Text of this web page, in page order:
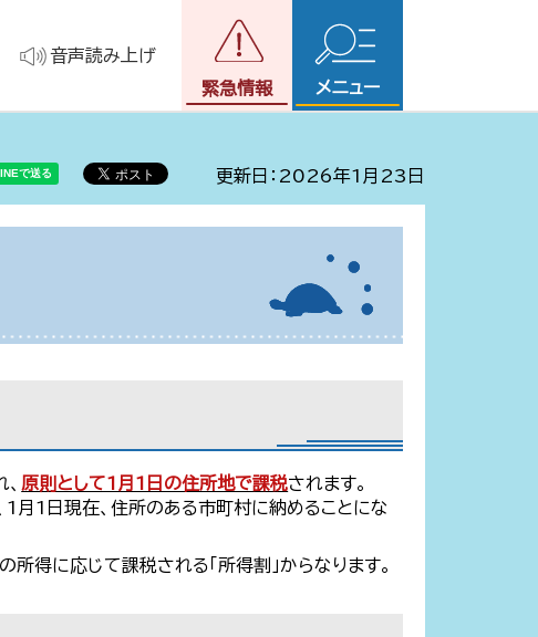
音声読み上げ
緊急情報
メニュー
更新日：2026年1月23日
原則として1月1日の住所地で課税されます。
月1日現在、住所のある市町村に納めることにな
得に応じて課税される「所得割」からなります。